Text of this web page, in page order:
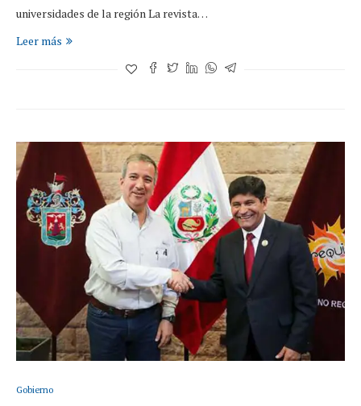
universidades de la región La revista…
Leer más
Gobierno